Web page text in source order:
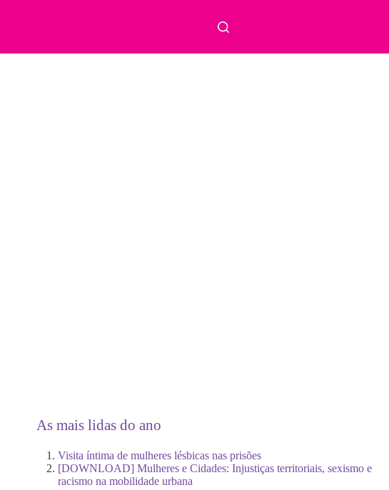
As mais lidas do ano
Visita íntima de mulheres lésbicas nas prisões
[DOWNLOAD] Mulheres e Cidades: Injustiças territoriais, sexismo e
racismo na mobilidade urbana